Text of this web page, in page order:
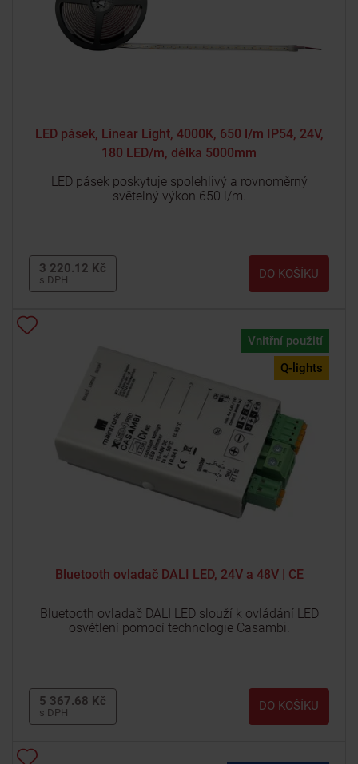
LED pásek, Linear Light, 4000K, 650 l/m IP54, 24V,
180 LED/m, délka 5000mm
LED pásek poskytuje spolehlivý a rovnoměrný
světelný výkon 650 l/m.
3 220.12 Kč
s DPH DO KOŠÍKU
Vnitřní použití
Q-lights
Bluetooth ovladač DALI LED, 24V a 48V | CE
Bluetooth ovladač DALI LED slouží k ovládání LED
osvětlení pomocí technologie Casambi.
5 367.68 Kč
s DPH DO KOŠÍKU